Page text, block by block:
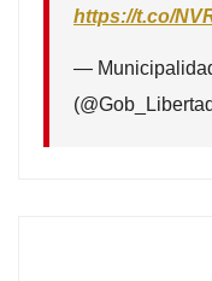
https://t.co/
—